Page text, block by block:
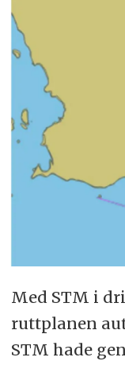
Med STM i
ruttplanen
STM hade